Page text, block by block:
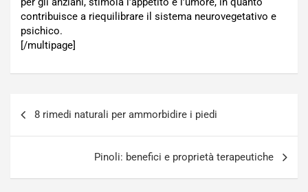
contribuisce a riequilibrare il sistema neurovegetativo e
psichico.
[/multipage]
8 rimedi naturali per ammorbidire i piedi
Pinoli: benefici e proprietà terapeutiche